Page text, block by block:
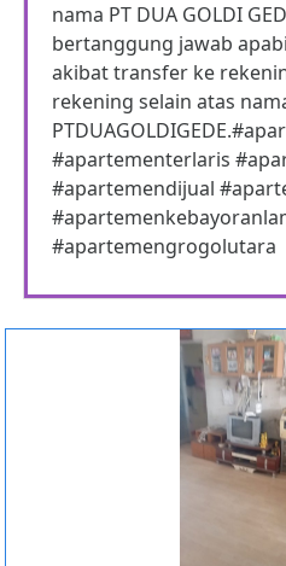
nama PT DUA GOLDI
bertanggung jawab
akibat transfer ke
rekening selain atas
#apartementerlaris
#apartemendijual
#apartemengrogolutara